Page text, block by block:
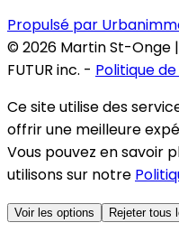
Propulsé par
©2026 Martin St-Onge
FUTUR inc. - Politique
Ce site utilise des
offrir une meilleure
Vous pouvez en savoir
utilisons sur notre
Voir les options Rejeter tous